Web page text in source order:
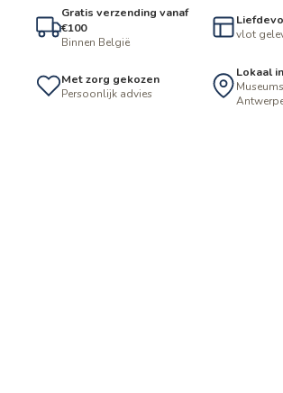
Gratis verzending vanaf
€100
Binnen België
vlot
Met zorg gekozen
Persoonlijk advies
Lokaal